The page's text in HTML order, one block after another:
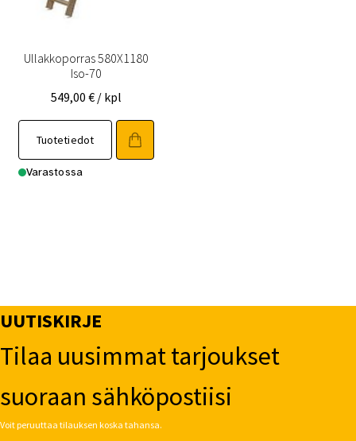
Ullakkoporras 580X1180
Iso-70
549,00 € / kpl
Tuotetiedot
Varastossa
UUTISKIRJE
Tilaa uusimmat tarjoukset
suoraan sähköpostiisi
Voit peruuttaa tilauksen koska tahansa.